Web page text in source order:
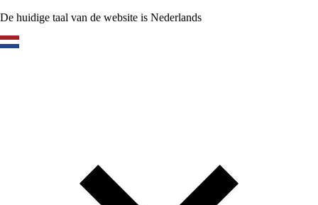
De huidige taal van de website is Nederlands